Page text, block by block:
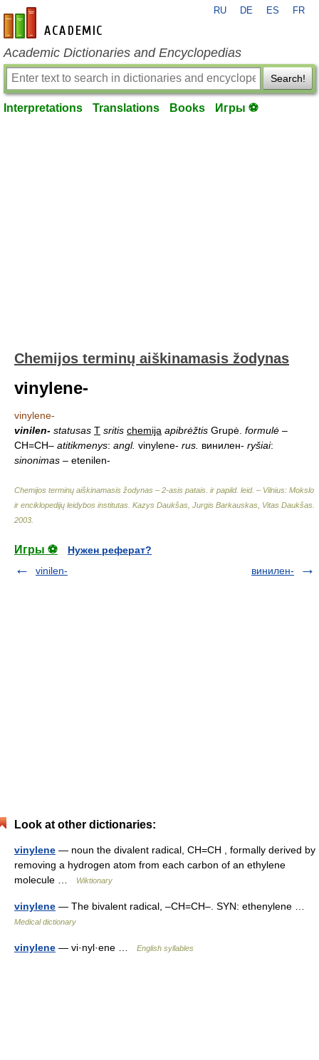
en-academic.com
RU DE ES FR
Academic Dictionaries and Encyclopedias
Search!
Interpretations Translations Books Игры ⚽
Chemijos terminų aiškinamasis žodynas
vinylene-
vinylene-
vinilen- statusas T sritis chemija apibrėžtis Grupė. formulė –
CH=CH– atitikmenys: angl. vinylene- rus. винилен- ryšiai:
sinonimas – etenilen-
Chemijos terminų aiškinamasis žodynas – 2-asis patais. ir papild. leid. – Vilnius: Mokslo
ir enciklopedijų leidybos institutas Kazys Daukšas, Jurgis Barkauskas, Vitas Daukšas
2003
Игры ⚽
Нужен реферат?
vinilen-
винилен-
Look at other dictionaries:
vinylene — noun the divalent radical, CH=CH , formally derived by
removing a hydrogen atom from each carbon of an ethylene
molecule …
Wiktionary
vinylene — The bivalent radical, –CH=CH–. SYN: ethenylene …
Medical dictionary
vinylene — vi·nyl·ene … English syllables